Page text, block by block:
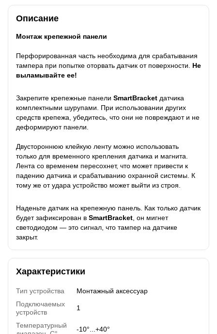
Описание
Монтаж крепежной панели
Перфорированная часть необходима для срабатывания
тампера при попытке оторвать датчик от поверхности. Не
выламывайте ее!
Закрепите крепежные панели SmartBracket датчика
комплектными шурупами. При использовании других
средств крепежа, убедитесь, что они не повреждают и не
деформируют панели.
Двустороннюю клейкую ленту можно использовать
только для временного крепления датчика и магнита.
Лента со временем пересохнет, что может привести к
падению датчика и срабатыванию охранной системы. К
тому же от удара устройство может выйти из строя.
Наденьте датчик на крепежную панель. Как только датчик
будет зафиксирован в SmartBracket , он мигнет
светодиодом — это сигнал, что тампер на датчике
закрыт.
Характеристики
Тип устройства
Монтажный аксессуар
Подключаемых
устройств
1
Температурный
-10°...+40°